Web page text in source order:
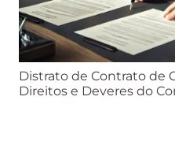
Distrato de Contrato de
Direitos e Deveres do